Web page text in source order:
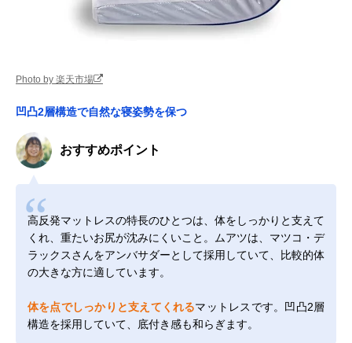
Photo by 楽天市場
凹凸2層構造で自然な寝姿勢を保つ
おすすめポイント
高反発マットレスの特長のひとつは、体をしっかりと支えて
くれ、重たいお尻が沈みにくいこと。ムアツは、マツコ・デ
ラックスさんをアンバサダーとして採用していて、比較的体
の大きな方に適しています。
体を点でしっかりと支えてくれるマットレスです。凹凸2層
構造を採用していて、底付き感も和らぎます。